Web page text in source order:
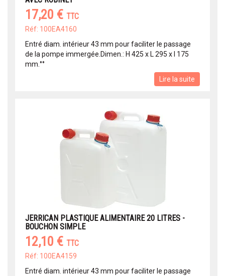
17,20 € TTC
Réf: 100EA4160
Entré diam. intérieur 43 mm pour faciliter le passage
de la pompe immergée.Dimen.: H 425 x L 295 x l 175
mm.°°
Lire la suite
JERRICAN PLASTIQUE ALIMENTAIRE 20 LITRES -
BOUCHON SIMPLE
12,10 € TTC
Réf: 100EA4159
Entré diam. intérieur 43 mm pour faciliter le passage